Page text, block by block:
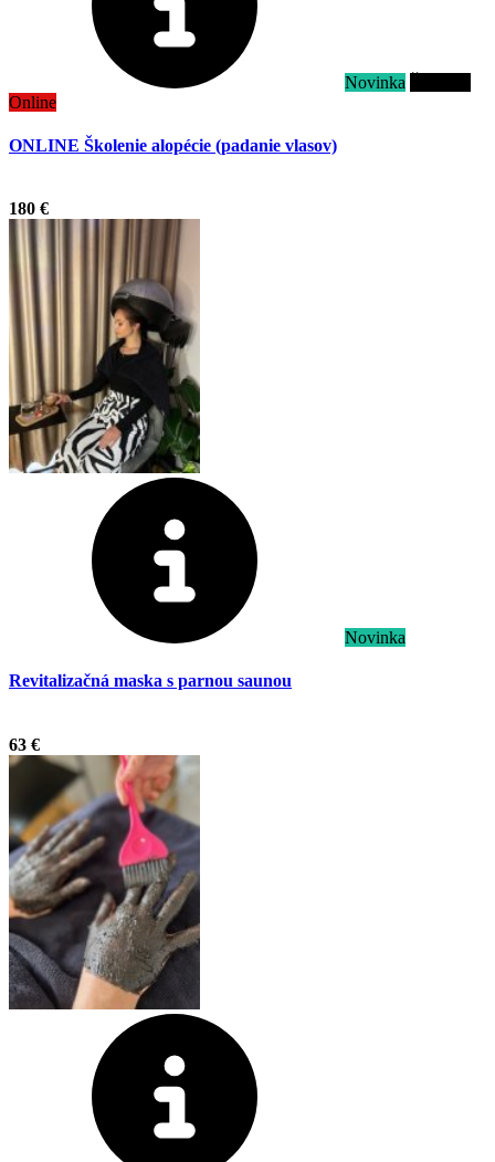
Novinka
Online
ONLINE Školenie alopécie (padanie vlasov)
180 €
Novinka
Revitalizačná maska s parnou saunou
63 €